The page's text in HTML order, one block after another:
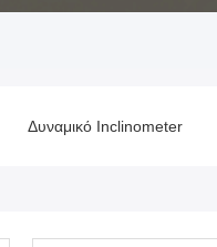
Δυναμικό Inclinometer